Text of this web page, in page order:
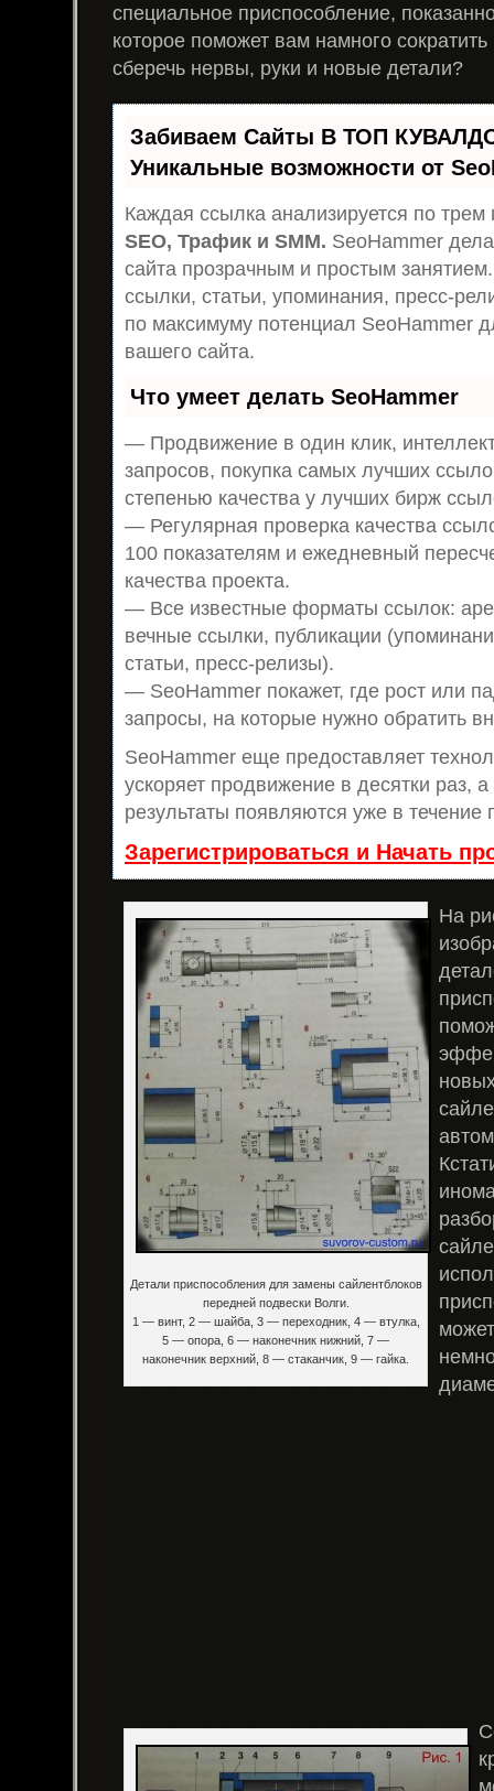
специальное приспособление,
которое поможет вам намного
сберечь нервы, руки и новые детали?
Забиваем Сайты В ТОП
Уникальные возможности от
Каждая ссылка анализируется по трем
SEO, Трафик и SMM. SeoHammer
сайта прозрачным и простым
ссылки, статьи, упоминания, пресс-
по максимуму потенциал SeoHammer
вашего сайта.
Что умеет делать SeoHammer
— Продвижение в один клик,
запросов, покупка самых лучших
степенью качества у лучших бирж
— Регулярная проверка качества
100 показателям и ежедневный
качества проекта.
— Все известные форматы ссылок:
вечные ссылки, публикации
статьи, пресс-релизы).
— SeoHammer покажет, где рост или
запросы, на которые нужно обратить
SeoHammer еще предоставляет
ускоряет продвижение в десятки раз,
результаты появляются уже в течение
Зарегистрироваться и Начать
Детали приспособления для замены сайлентблоков
передней подвески Волги.
1 — винт, 2 — шайба, 3 — переходник, 4 — втулка,
5 — опора, 6 — наконечник нижний, 7 —
наконечник верхний, 8 — стаканчик, 9 — гайка.
На